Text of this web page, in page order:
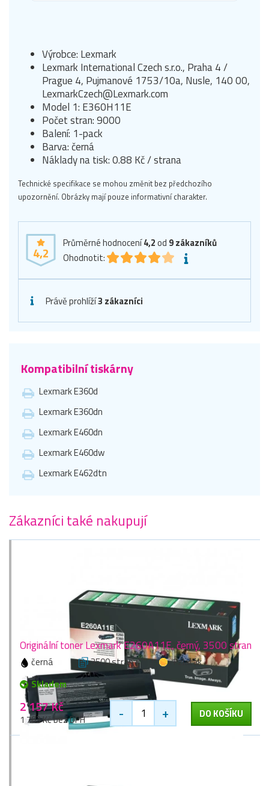
Výrobce: Lexmark
Lexmark International Czech s.r.o., Praha 4 /
Prague 4, Pujmanové 1753/10a, Nusle, 140 00,
LexmarkCzech@Lexmark.com
Model 1: E360H11E
Počet stran: 9000
Balení: 1-pack
Barva: černá
Náklady na tisk: 0.88 Kč / strana
Technické specifikace se mohou změnit bez předchozího
upozornění. Obrázky mají pouze informativní charakter.
4,2
Průměrné hodnocení4,2od 9zákazníků
Ohodnotit:
Právě prohlíží3 zákazníci
Kompatibilní tiskárny
Lexmark E360d
Lexmark E360dn
Lexmark E460dn
Lexmark E460dw
Lexmark E462dtn
Zákazníci také nakupují
Originální toner Lexmark E260A11E, černý, 3500 stran
černá 3500 stran
1 zlaťák
Skladem
2 157 Kč
1 783 Kč bez DPH - + DO KOŠÍKU